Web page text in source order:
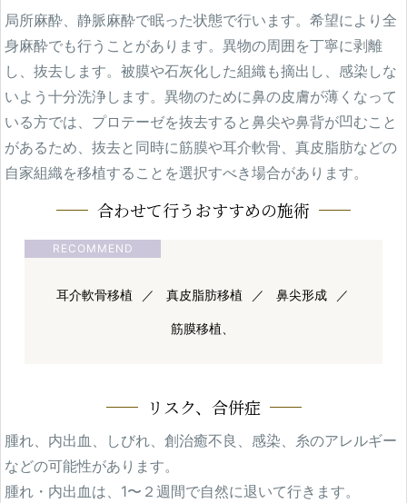
局所麻酔、静脈麻酔で眠った状態で行います。希望により全
身麻酔でも行うことがあります。異物の周囲を丁寧に剥離
し、抜去します。被膜や石灰化した組織も摘出し、感染しな
いよう十分洗浄します。異物のために鼻の皮膚が薄くなって
いる方では、プロテーゼを抜去すると鼻尖や鼻背が凹むこと
があるため、抜去と同時に筋膜や耳介軟骨、真皮脂肪などの
自家組織を移植することを選択すべき場合があります。
合わせて行うおすすめの施術
耳介軟骨移植 真皮脂肪移植 鼻尖形成
筋膜移植、
リスク、合併症
腫れ、内出血、しびれ、創治癒不良、感染、糸のアレルギー
などの可能性があります。
腫れ・内出血は、1〜２週間で自然に退いて行きます。